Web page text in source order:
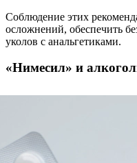
Соблюдение этих
осложнений, обеспечить
уколов с анальгетиками.
«Нимесил» и